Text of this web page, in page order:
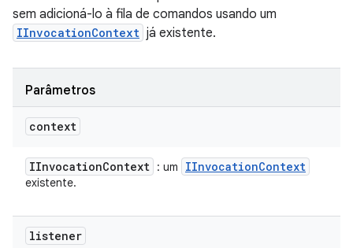
sem adicioná-lo à fila de comandos usando um
IInvocationContext já existente.
Parâmetros
context
IInvocationContext : um IInvocationContext
existente.
listener